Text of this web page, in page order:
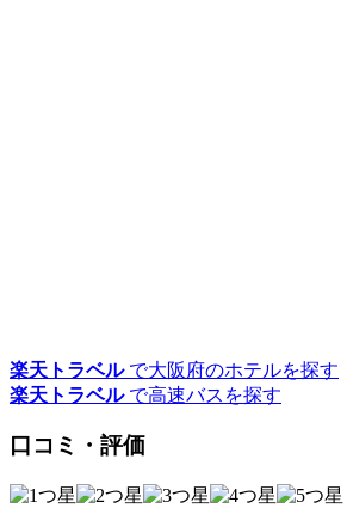
楽天トラベルで大阪府のホテルを探す
楽天トラベルで高速バスを探す
口コミ・評価